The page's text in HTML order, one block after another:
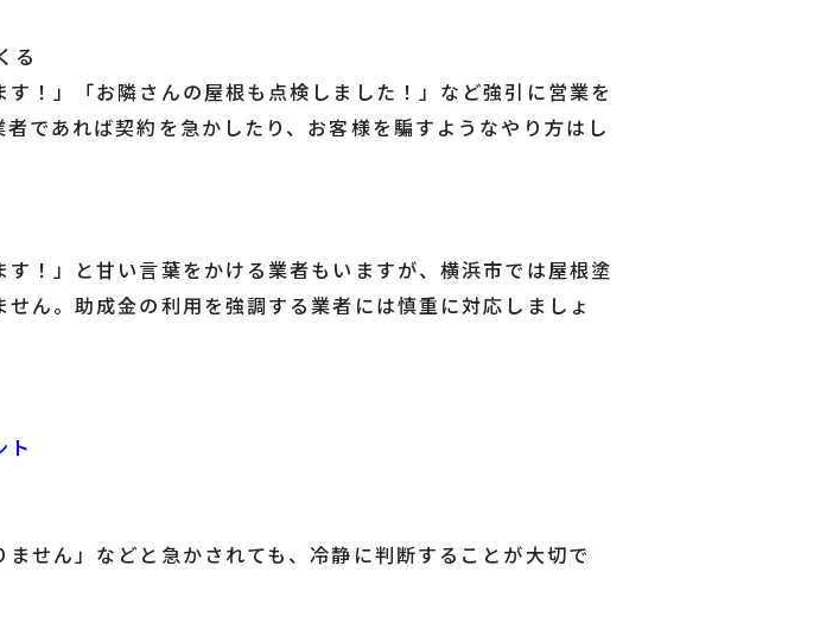
る
す！」「お隣さんの屋根も点検しました！」など強引に営業を
であれば契約を急かしたり、お客様を騙すようなやり方はし
す！」と甘い言葉をかける業者もいますが、横浜市では屋根塗
ん。助成金の利用を強調する業者には慎重に対応しましょ
ト
ません」などと急かされても、冷静に判断することが大切で